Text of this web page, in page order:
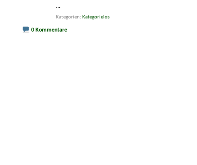
...
Kategorien Kategorielos
0 Kommentare